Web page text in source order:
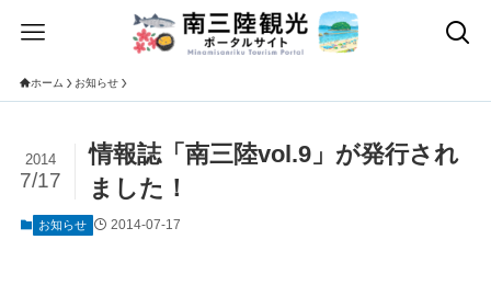
ホーム お知らせ
情報誌「南三陸vol.9」が発行され
ました！
2014
7/17
お知らせ 2014-07-17